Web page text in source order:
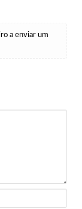
a enviar um